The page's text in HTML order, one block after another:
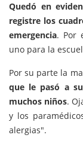
Quedó en
registre los
emergencia. Por
uno para la
Por su parte la
que le pasó a
muchos niños.
y los
alergias".